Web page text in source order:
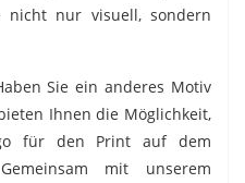
nicht nur visuell, sondern
Sie ein anderes Motiv
Ihnen die Möglichkeit,
für den Print auf dem
mit unserem